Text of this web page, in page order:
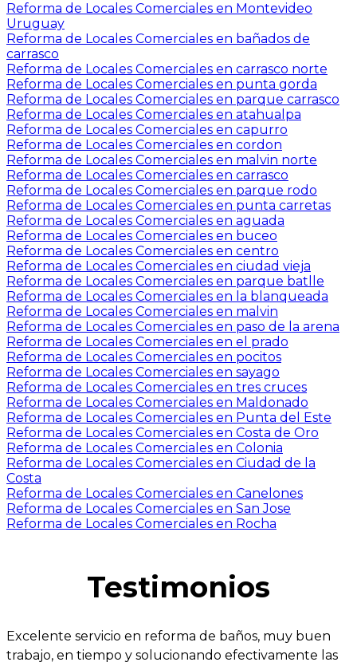
Reforma de Locales Comerciales en Montevideo
Uruguay
Reforma de Locales Comerciales en bañados de
carrasco
Reforma de Locales Comerciales en carrasco norte
Reforma de Locales Comerciales en punta gorda
Reforma de Locales Comerciales en parque carrasco
Reforma de Locales Comerciales en atahualpa
Reforma de Locales Comerciales en capurro
Reforma de Locales Comerciales en cordon
Reforma de Locales Comerciales en malvin norte
Reforma de Locales Comerciales en carrasco
Reforma de Locales Comerciales en parque rodo
Reforma de Locales Comerciales en punta carretas
Reforma de Locales Comerciales en aguada
Reforma de Locales Comerciales en buceo
Reforma de Locales Comerciales en centro
Reforma de Locales Comerciales en ciudad vieja
Reforma de Locales Comerciales en parque batlle
Reforma de Locales Comerciales en la blanqueada
Reforma de Locales Comerciales en malvin
Reforma de Locales Comerciales en paso de la arena
Reforma de Locales Comerciales en el prado
Reforma de Locales Comerciales en pocitos
Reforma de Locales Comerciales en sayago
Reforma de Locales Comerciales en tres cruces
Reforma de Locales Comerciales en Maldonado
Reforma de Locales Comerciales en Punta del Este
Reforma de Locales Comerciales en Costa de Oro
Reforma de Locales Comerciales en Colonia
Reforma de Locales Comerciales en Ciudad de la
Costa
Reforma de Locales Comerciales en Canelones
Reforma de Locales Comerciales en San Jose
Reforma de Locales Comerciales en Rocha
Testimonios
Excelente servicio en reforma de baños, muy buen
trabajo, en tiempo y solucionando efectivamente las